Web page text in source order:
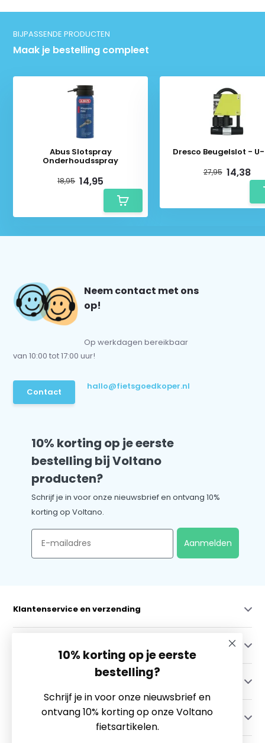
BIJPASSENDE PRODUCTEN
Maak je bestelling compleet
Abus Slotspray
Onderhoudsspray
18,95 14,95
Dresco Beugelslot -
27,95 14,38
Neem contact met ons
op!
Op werkdagen bereikbaar
van 10:00 tot 17:00 uur!
Contact
hallo@fietsgoedkoper.nl
10% korting op je eerste
bestelling bij Voltano
producten?
Schrijf je in voor onze nieuwsbrief en ontvang 10%
korting op Voltano.
Email
Aanmelden
Klantenservice en verzending
Contact
10% korting op je eerste
bestelling?
Schrijf je in voor onze nieuwsbrief en
ontvang 10% korting op onze Voltano
fietsartikelen.